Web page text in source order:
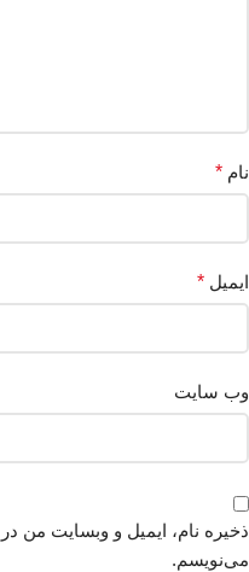
نام *
ایمیل *
وب‌ سایت
ذخیره نام، ایمیل و وبسایت من
می‌نویسم.